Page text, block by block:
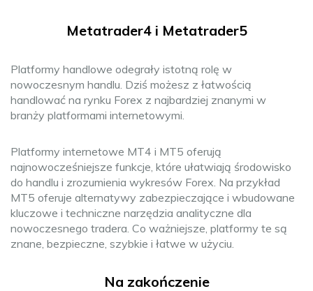
Metatrader4 i Metatrader5
Platformy handlowe odegrały istotną rolę w
nowoczesnym handlu. Dziś możesz z łatwością
handlować na rynku Forex z najbardziej znanymi w
branży platformami internetowymi.
Platformy internetowe MT4 i MT5 oferują
najnowocześniejsze funkcje, które ułatwiają środowisko
do handlu i zrozumienia wykresów Forex. Na przykład
MT5 oferuje alternatywy zabezpieczające i wbudowane
kluczowe i techniczne narzędzia analityczne dla
nowoczesnego tradera. Co ważniejsze, platformy te są
znane, bezpieczne, szybkie i łatwe w użyciu.
Na zakończenie